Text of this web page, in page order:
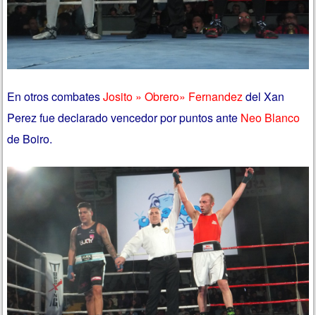
En otros combatesJosito » Obrero» Fernandezdel Xan
Perez fue declarado vencedor por puntos ante Neo Blanco
de Boiro.